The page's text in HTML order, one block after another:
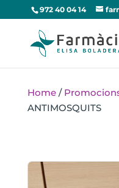
972 40 04 14
Home/
ANTIMOSQUITS